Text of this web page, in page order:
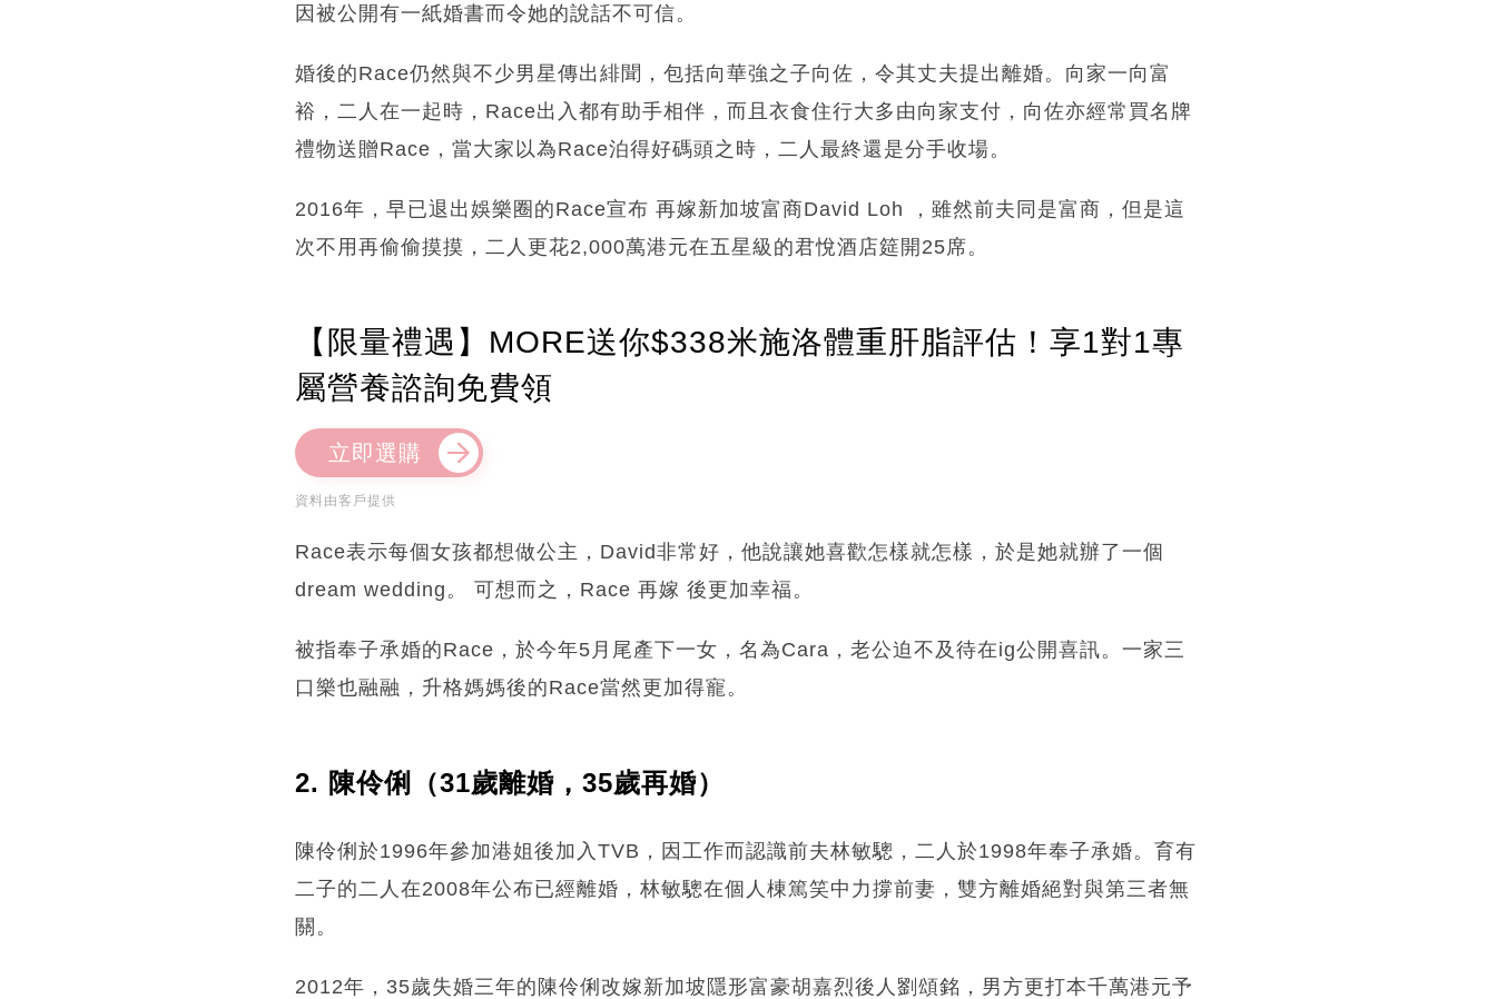
因被公開有一紙婚書而令她的說話不可信。
婚後的Race仍然與不少男星傳出緋聞，包括向華強之子向佐，令其丈夫提出離婚。向家一向富
裕，二人在一起時，Race出入都有助手相伴，而且衣食住行大多由向家支付，向佐亦經常買名牌
禮物送贈Race，當大家以為Race泊得好碼頭之時，二人最終還是分手收場。
2016年，早已退出娛樂圈的Race宣布 再嫁新加坡富商David Loh ，雖然前夫同是富商，但是這
次不用再偷偷摸摸，二人更花2,000萬港元在五星級的君悅酒店筵開25席。
【限量禮遇】MORE送你$338米施洛體重肝脂評估！享1對1專
屬營養諮詢免費領
立即選購
資料由客戶提供
Race表示每個女孩都想做公主，David非常好，他說讓她喜歡怎樣就怎樣，於是她就辦了一個
dream wedding。 可想而之，Race 再嫁 後更加幸福。
被指奉子承婚的Race，於今年5月尾產下一女，名為Cara，老公迫不及待在ig公開喜訊。一家三
口樂也融融，升格媽媽後的Race當然更加得寵。
2. 陳伶俐（31歲離婚，35歲再婚）
陳伶俐於1996年參加港姐後加入TVB，因工作而認識前夫林敏驄，二人於1998年奉子承婚。育有
二子的二人在2008年公布已經離婚，林敏驄在個人棟篤笑中力撐前妻，雙方離婚絕對與第三者無
關。
2012年，35歲失婚三年的陳伶俐改嫁新加坡隱形富豪胡嘉烈後人劉頌銘，男方更打本千萬港元予